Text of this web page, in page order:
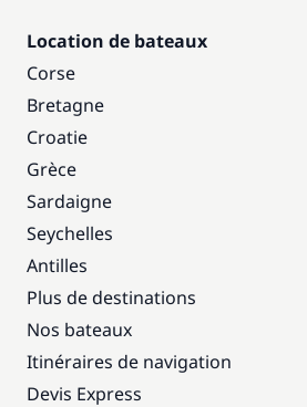
Location de bateaux
Corse
Bretagne
Croatie
Grèce
Sardaigne
Seychelles
Antilles
Plus de destinations
Nos bateaux
Itinéraires de navigation
Devis Express